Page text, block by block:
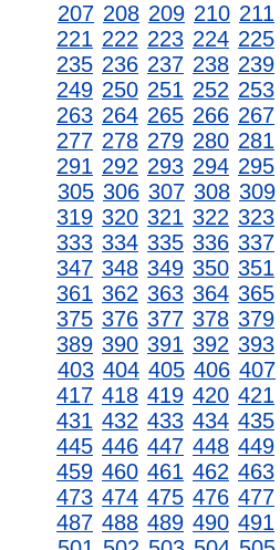
207 208 209 210 211
221 222 223 224 225
235 236 237 238 239
249 250 251 252 253
263 264 265 266 267
277 278 279 280 281
291 292 293 294 295
305 306 307 308 309
319 320 321 322 323
333 334 335 336 337
347 348 349 350 351
361 362 363 364 365
375 376 377 378 379
389 390 391 392 393
403 404 405 406 407
417 418 419 420 421
431 432 433 434 435
445 446 447 448 449
459 460 461 462 463
473 474 475 476 477
487 488 489 490 491